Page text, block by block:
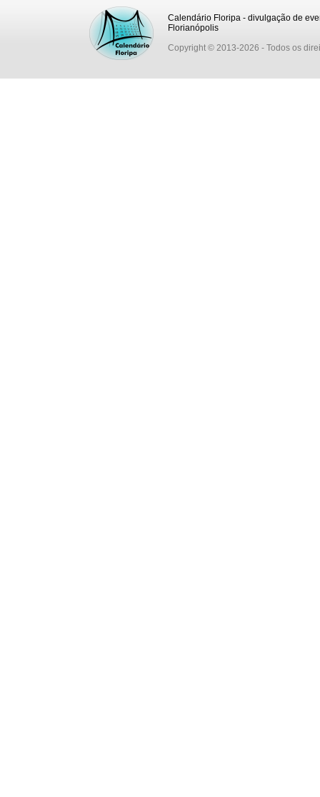
Calendário Floripa - divulgação de
Florianópolis
Copyright © 2013-2026 - Todos os